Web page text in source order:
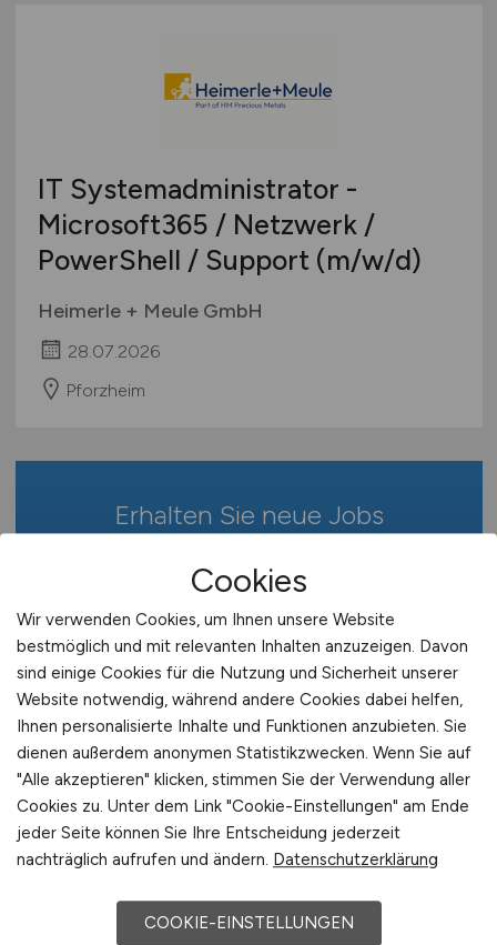
geringfügige Beschäftigung / Minijob
Berufseinstieg / Trainee
Studentenjobs / Werkstudenten
Ausbildung / Studium
Praktikum
Mecklenburg-Vorpommern
Niedersachsen
Nordrhein-Westfalen
Saarland
Sachsen
Sachsen-Anhalt
Österreich
International
IT Systemadministrator -
Microsoft365 / Netzwerk /
PowerShell / Support (m/w/d)
Heimerle + Meule GmbH
28.07.2026
Pforzheim
Erhalten Sie neue Jobs
Jobfinder anlegen
1
Cookies
Wir verwenden Cookies, um Ihnen unsere Website
bestmöglich und mit relevanten Inhalten anzuzeigen. Davon
sind einige Cookies für die Nutzung und Sicherheit unserer
Website notwendig, während andere Cookies dabei helfen,
Ihnen personalisierte Inhalte und Funktionen anzubieten. Sie
dienen außerdem anonymen Statistikzwecken. Wenn Sie auf
"Alle akzeptieren" klicken, stimmen Sie der Verwendung aller
Cookies zu. Unter dem Link "Cookie-Einstellungen" am Ende
jeder Seite können Sie Ihre Entscheidung jederzeit
nachträglich aufrufen und ändern. Datenschutzerklärung
COOKIE-EINSTELLUNGEN